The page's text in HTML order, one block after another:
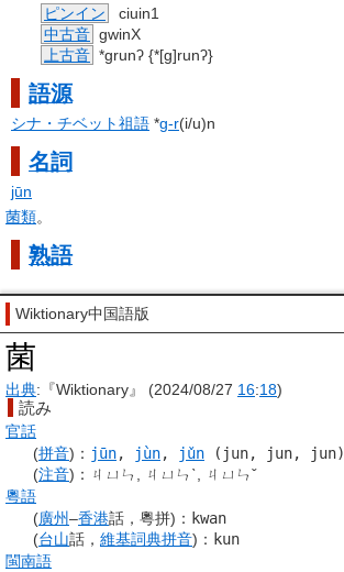
ピンイン
ciuin1
中古音 gwinX
上古音 *ɡrunʔ {*[ɡ]runʔ}
語源
シナ・チベット祖語 *g-r(i/u)n
名詞
jūn
菌類。
熟語
Wiktionary中国語版
菌
出典:『Wiktionary』 (2024/08/27 16:18)
読み
官話
(拼音) ： jūn, jùn, jǔn (jun, jun, jun)
(注音) ： ㄐㄩㄣ, ㄐㄩㄣˋ, ㄐㄩㄣˇ
粵語
(廣州–香港話，粵拼) ： kwan
(台山話， 維基詞典拼音) ： kun
閩南語